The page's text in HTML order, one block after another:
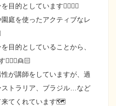
目的としています👱🏻‍♂️✨
庭を使ったアクティブなレ
目的としていることから、
が講師をしていますが、過
トラリア、ブラジル…など
来てくれています🗺️